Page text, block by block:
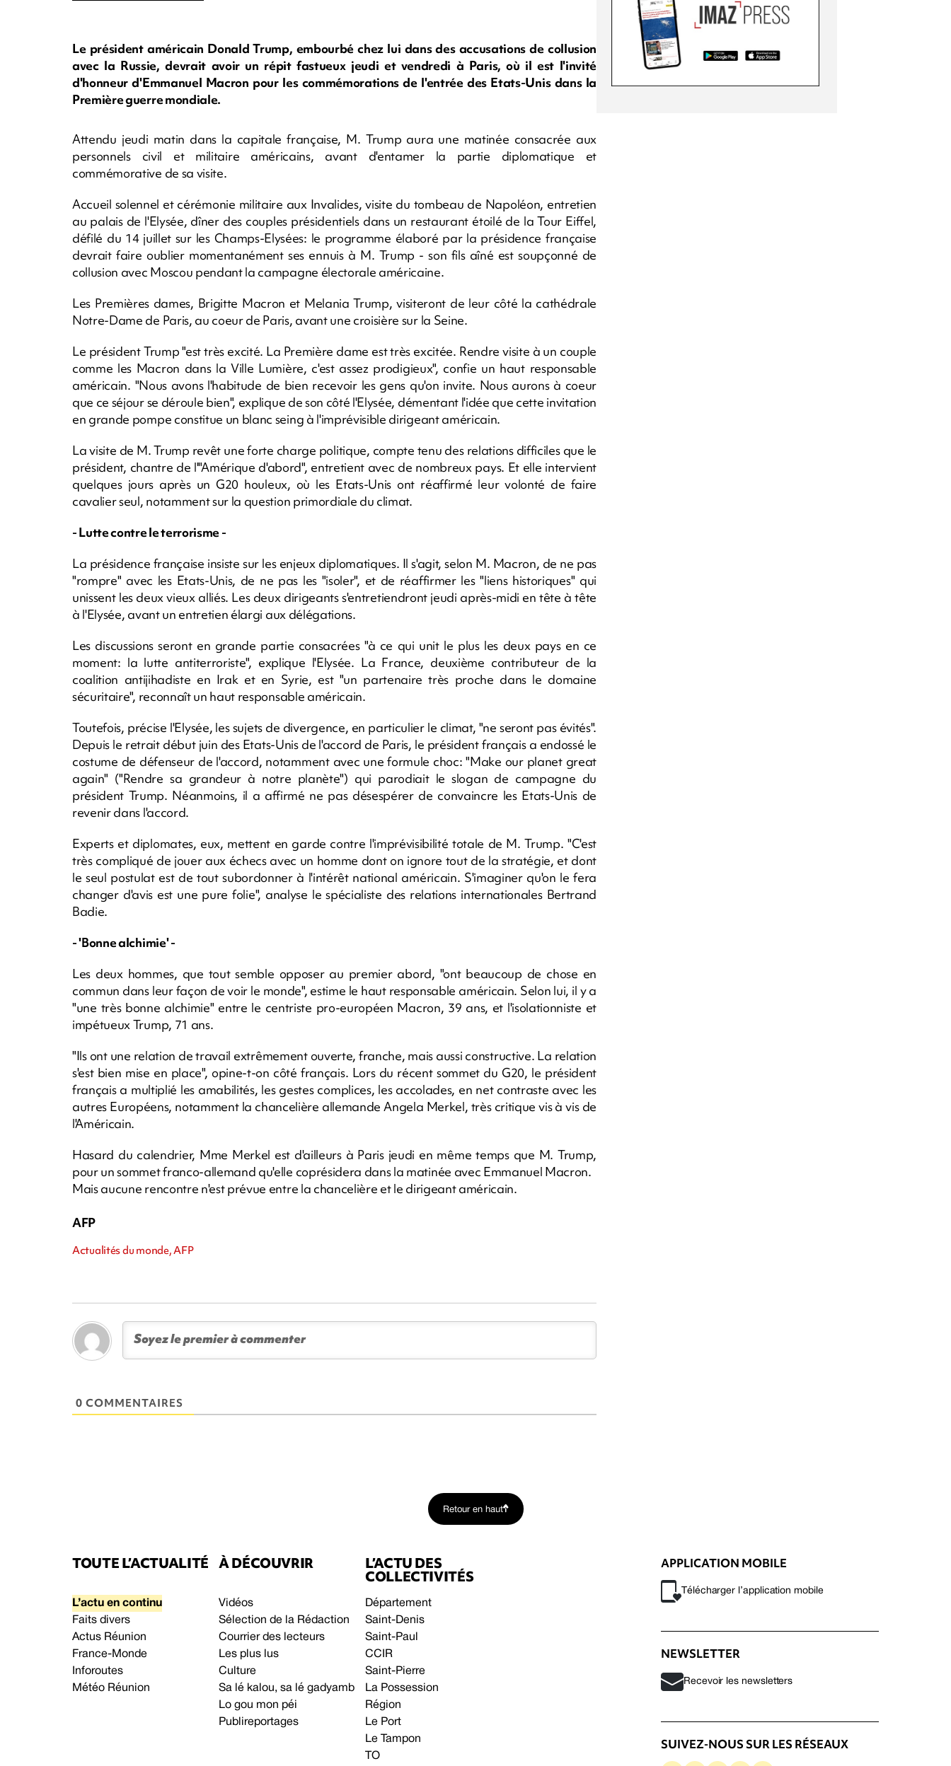
Le président américain Donald Trump, embourbé chez lui dans des accusations de collusion
avec la Russie, devrait avoir un répit fastueux jeudi et vendredi à Paris, où il est l'invité
d'honneur d'Emmanuel Macron pour les commémorations de l'entrée des Etats-Unis dans la
Première guerre mondiale.
Attendu jeudi matin dans la capitale française, M. Trump aura une matinée consacrée aux
personnels civil et militaire américains, avant d'entamer la partie diplomatique et
commémorative de sa visite.
Accueil solennel et cérémonie militaire aux Invalides, visite du tombeau de Napoléon, entretien
au palais de l'Elysée, dîner des couples présidentiels dans un restaurant étoilé de la Tour Eiffel,
défilé du 14 juillet sur les Champs-Elysées: le programme élaboré par la présidence française
devrait faire oublier momentanément ses ennuis à M. Trump - son fils aîné est soupçonné de
collusion avec Moscou pendant la campagne électorale américaine.
Les Premières dames, Brigitte Macron et Melania Trump, visiteront de leur côté la cathédrale
Notre-Dame de Paris, au coeur de Paris, avant une croisière sur la Seine.
Le président Trump "est très excité. La Première dame est très excitée. Rendre visite à un couple
comme les Macron dans la Ville Lumière, c'est assez prodigieux", confie un haut responsable
américain. "Nous avons l'habitude de bien recevoir les gens qu'on invite. Nous aurons à coeur
que ce séjour se déroule bien", explique de son côté l'Elysée, démentant l'idée que cette invitation
en grande pompe constitue un blanc seing à l'imprévisible dirigeant américain.
La visite de M. Trump revêt une forte charge politique, compte tenu des relations difficiles que le
président, chantre de l'"Amérique d'abord", entretient avec de nombreux pays. Et elle intervient
quelques jours après un G20 houleux, où les Etats-Unis ont réaffirmé leur volonté de faire
cavalier seul, notamment sur la question primordiale du climat.
- Lutte contre le terrorisme -
La présidence française insiste sur les enjeux diplomatiques. Il s'agit, selon M. Macron, de ne pas
"rompre" avec les Etats-Unis, de ne pas les "isoler", et de réaffirmer les "liens historiques" qui
unissent les deux vieux alliés. Les deux dirigeants s'entretiendront jeudi après-midi en tête à tête
à l'Elysée, avant un entretien élargi aux délégations.
Les discussions seront en grande partie consacrées "à ce qui unit le plus les deux pays en ce
moment: la lutte antiterroriste", explique l'Elysée. La France, deuxième contributeur de la
coalition antijihadiste en Irak et en Syrie, est "un partenaire très proche dans le domaine
sécuritaire", reconnaît un haut responsable américain.
Toutefois, précise l'Elysée, les sujets de divergence, en particulier le climat, "ne seront pas évités".
Depuis le retrait début juin des Etats-Unis de l'accord de Paris, le président français a endossé le
costume de défenseur de l'accord, notamment avec une formule choc: "Make our planet great
again" ("Rendre sa grandeur à notre planète") qui parodiait le slogan de campagne du
président Trump. Néanmoins, il a affirmé ne pas désespérer de convaincre les Etats-Unis de
revenir dans l'accord.
Experts et diplomates, eux, mettent en garde contre l'imprévisibilité totale de M. Trump. "C'est
très compliqué de jouer aux échecs avec un homme dont on ignore tout de la stratégie, et dont
le seul postulat est de tout subordonner à l'intérêt national américain. S'imaginer qu'on le fera
changer d'avis est une pure folie", analyse le spécialiste des relations internationales Bertrand
Badie.
- 'Bonne alchimie' -
Les deux hommes, que tout semble opposer au premier abord, "ont beaucoup de chose en
commun dans leur façon de voir le monde", estime le haut responsable américain. Selon lui, il y a
"une très bonne alchimie" entre le centriste pro-européen Macron, 39 ans, et l'isolationniste et
impétueux Trump, 71 ans.
"Ils ont une relation de travail extrêmement ouverte, franche, mais aussi constructive. La relation
s'est bien mise en place", opine-t-on côté français. Lors du récent sommet du G20, le président
français a multiplié les amabilités, les gestes complices, les accolades, en net contraste avec les
autres Européens, notamment la chancelière allemande Angela Merkel, très critique vis à vis de
l'Américain.
Hasard du calendrier, Mme Merkel est d'ailleurs à Paris jeudi en même temps que M. Trump,
pour un sommet franco-allemand qu'elle coprésidera dans la matinée avec Emmanuel Macron.
Mais aucune rencontre n'est prévue entre la chancelière et le dirigeant américain.
AFP
Actualités du monde, AFP
0 COMMENTAIRES
Retour en haut
TOUTE L’ACTUALITÉ
L’actu en continu
Faits divers
Actus Réunion
France-Monde
Inforoutes
Météo Réunion
À DÉCOUVRIR
Vidéos
Sélection de la Rédaction
Courrier des lecteurs
Les plus lus
Culture
Sa lé kalou, sa lé gadyamb
Lo gou mon péi
Publireportages
L’ACTU DES
COLLECTIVITÉS
Département
Saint-Denis
Saint-Paul
CCIR
Saint-Pierre
La Possession
Région
Le Port
Le Tampon
TO
APPLICATION MOBILE
Télécharger l’application mobile
NEWSLETTER
Recevoir les newsletters
SUIVEZ-NOUS SUR LES RÉSEAUX